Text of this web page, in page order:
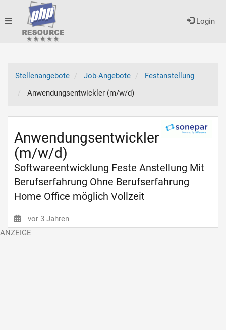
Login
Toggle
Stellenangebote
Job-Angebote
Festanstellung
Anwendungsentwickler (m/w/d)
Anwendungsentwickler
(m/w/d)
Softwareentwicklung Feste Anstellung Mit
Berufserfahrung Ohne Berufserfahrung
Home Office möglich Vollzeit
vor 3 Jahren